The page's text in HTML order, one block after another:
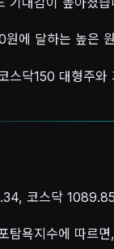
에 달하는 높은
스닥150 대형주
코스닥
탐욕지수에 따르